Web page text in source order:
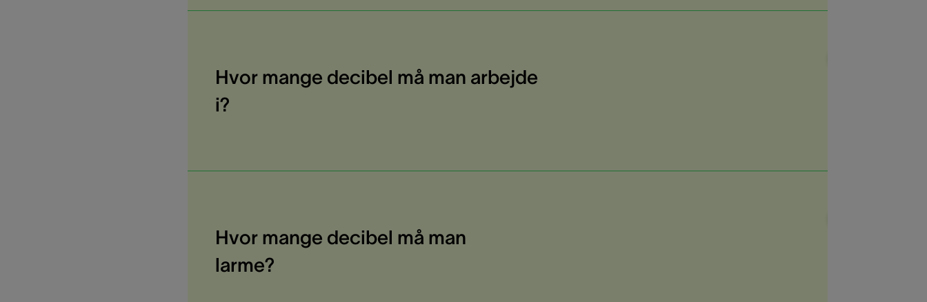
Hvor mange decibel må man arbejde
i?
Hvor mange decibel må man
larme?